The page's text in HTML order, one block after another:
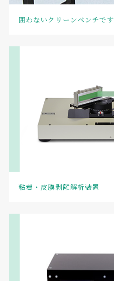
囲わないクリーンベンチです
粘着・皮膜剥離解析装置